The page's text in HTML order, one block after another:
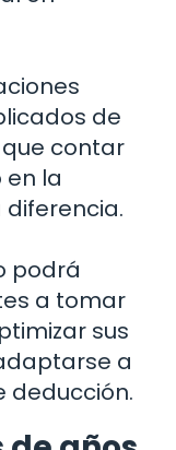
de
contar
la
podrá
a tomar
sus
a
deducción.